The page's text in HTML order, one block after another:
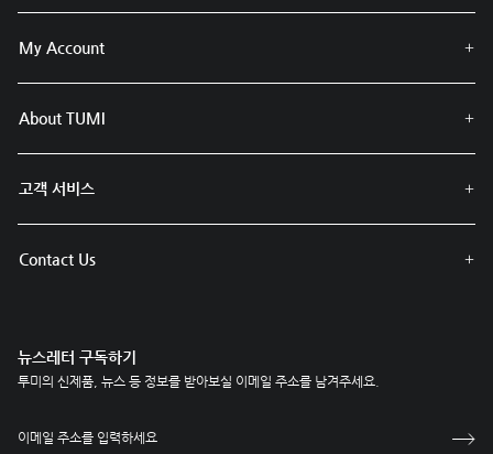
My Account
About TUMI
고객 서비스
Contact Us
뉴스레터 구독하기
투미의 신제품, 뉴스 등 정보를 받아보실 이메일 주소를 남겨주세요.